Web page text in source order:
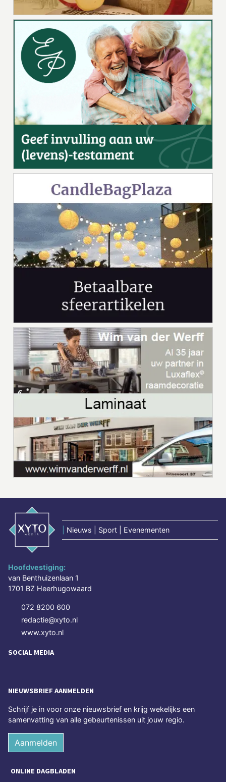
Nieuws | Sport | Evenementen
Hoofdvestiging:
van Benthuizenlaan 1
1701 BZ Heerhugowaard
072 8200 600
redactie@xyto.nl
www.xyto.nl
SOCIAL MEDIA
NIEUWSBRIEF AANMELDEN
Schrijf je in voor onze nieuwsbrief en krijg wekelijks een
samenvatting van alle gebeurtenissen uit jouw regio.
Aanmelden
ONLINE DAGBLADEN